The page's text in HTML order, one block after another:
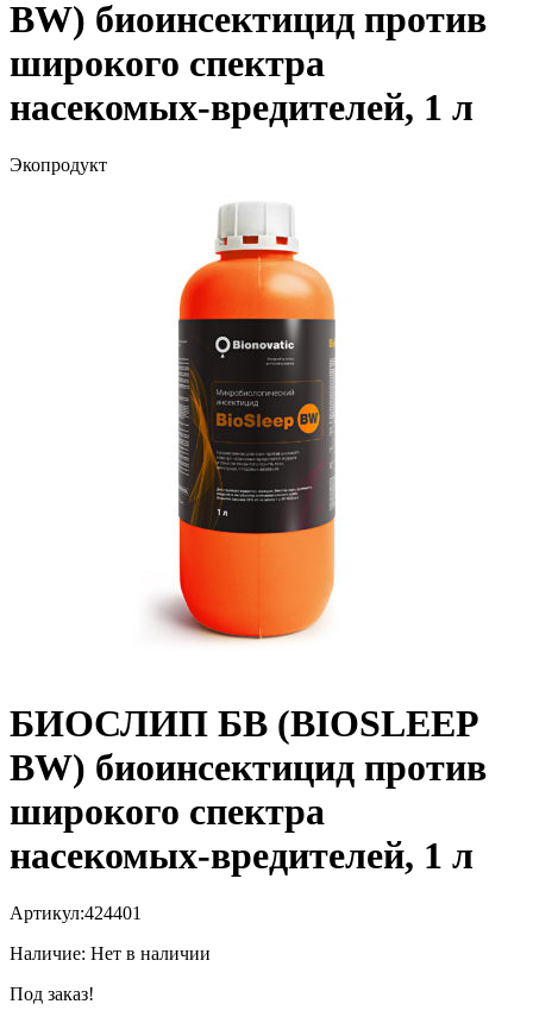
BW) биоинсектицид против
широкого спектра
насекомых-вредителей, 1 л
Экопродукт
БИОСЛИП БВ (BIOSLEEP
BW) биоинсектицид против
широкого спектра
насекомых-вредителей, 1 л
Артикул:424401
Наличие: Нет в наличии
Под заказ!